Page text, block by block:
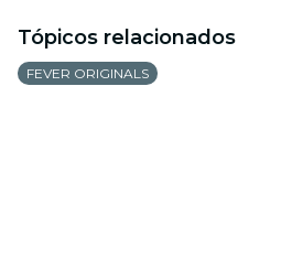
Tópicos relacionados
FEVER ORIGINALS